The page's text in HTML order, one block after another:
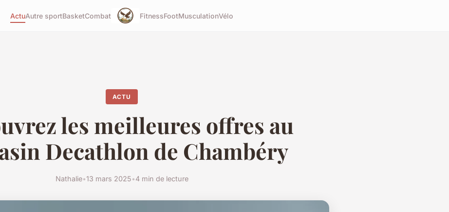
ActuAutre sportBasketCombat FitnessFootMusculationVélo
ACTU
les meilleures offres au
Decathlon de Chambéry
Nathalie•13 mars 2025•4 min de lecture